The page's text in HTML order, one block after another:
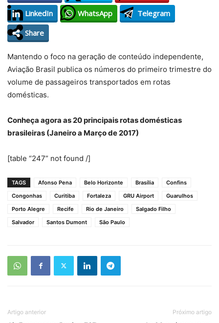
LinkedIn
WhatsApp
Telegram
Share
Mantendo o foco na geração de conteúdo independente,
Aviação Brasil publica os números do primeiro trimestre do
volume de passageiros transportados em rotas
domésticas.
Conheça agora as 20 principais rotas domésticas
brasileiras (Janeiro a Março de 2017)
[table “247” not found /]
TAGS Afonso Pena Belo Horizonte Brasília
Confins
Congonhas
Curitiba Fortaleza GRU Airport
Guarulhos
Porto Alegre
Recife Rio de Janeiro
Salgado Filho
Salvador
Santos Dumont São Paulo
Artigo anterior Próximo artigo